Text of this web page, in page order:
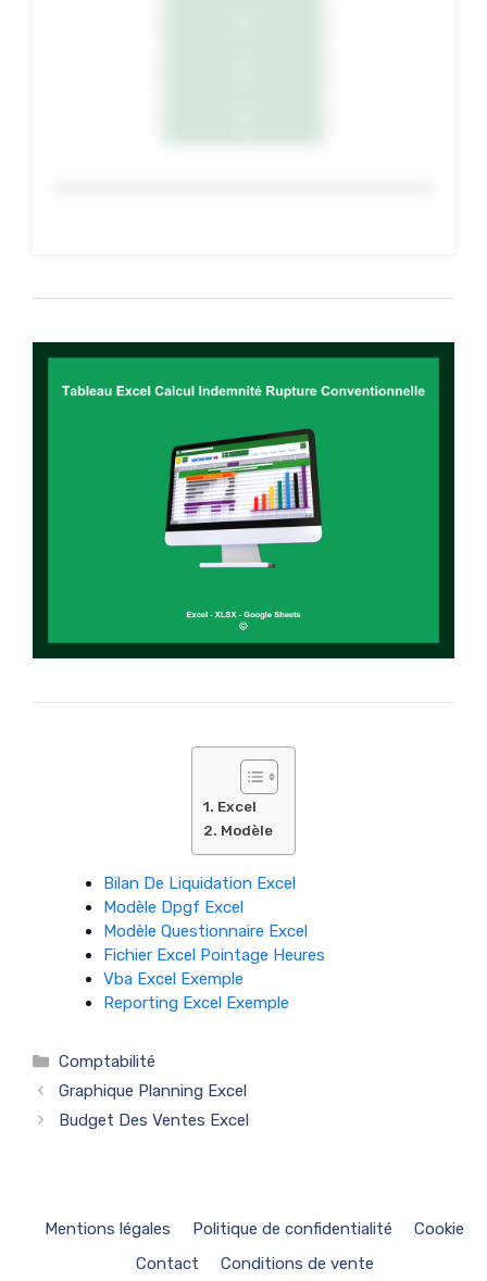
Excel
Modèle
Bilan De Liquidation Excel
Modèle Dpgf Excel
Modèle Questionnaire Excel
Fichier Excel Pointage Heures
Vba Excel Exemple
Reporting Excel Exemple
Catégories
Comptabilité
Graphique Planning Excel
Budget Des Ventes Excel
Mentions légales Politique de confidentialité
Cookie
Contact
Conditions de vente